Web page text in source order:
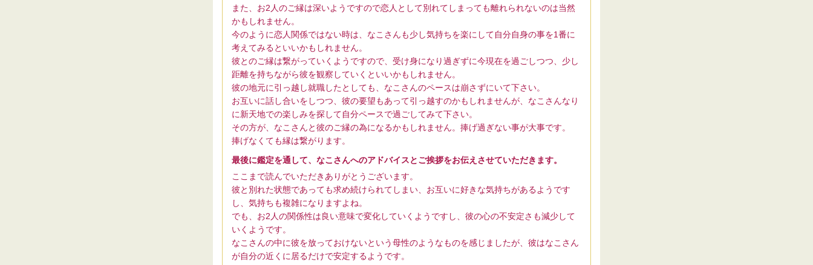
また、お2人のご縁は深いようですので恋人として別れてしまっても離れられないのは当然
かもしれません。
今のように恋人関係ではない時は、なこさんも少し気持ちを楽にして自分自身の事を1番に
考えてみるといいかもしれません。
彼とのご縁は繋がっていくようですので、受け身になり過ぎずに今現在を過ごしつつ、少し
距離を持ちながら彼を観察していくといいかもしれません。
彼の地元に引っ越し就職したとしても、なこさんのペースは崩さずにいて下さい。
お互いに話し合いをしつつ、彼の要望もあって引っ越すのかもしれませんが、なこさんなり
に新天地での楽しみを探して自分ペースで過ごしてみて下さい。
その方が、なこさんと彼のご縁の為になるかもしれません。捧げ過ぎない事が大事です。
捧げなくても縁は繋がります。
最後に鑑定を通して、なこさんへのアドバイスとご挨拶をお伝えさせていただきます。
ここまで読んでいただきありがとうございます。
彼と別れた状態であっても求め続けられてしまい、お互いに好きな気持ちがあるようです
し、気持ちも複雑になりますよね。
でも、お2人の関係性は良い意味で変化していくようですし、彼の心の不安定さも減少して
いくようです。
なこさんの中に彼を放っておけないという母性のようなものを感じましたが、彼はなこさん
が自分の近くに居るだけで安定するようです。